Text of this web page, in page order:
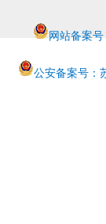
网站备案
公安备案号：